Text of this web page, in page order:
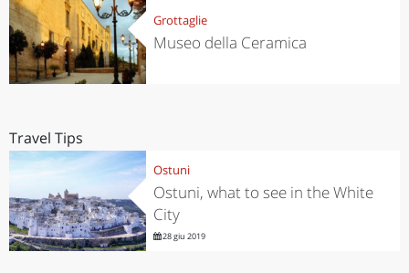
Grottaglie
Museo della Ceramica
Travel Tips
Ostuni
Ostuni, what to see in the White
City
28 giu 2019